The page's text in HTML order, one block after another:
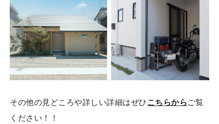
その他の見どころや詳しい詳細はぜひ こちらから ご覧
ください！！